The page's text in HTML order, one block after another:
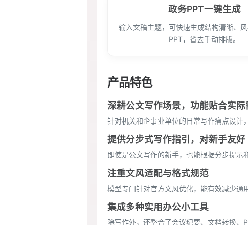
政务PPT一键生成
输入文稿主题，可快速生成结构清晰、
PPT，省去手动排版。
产品特色
深耕公文写作场景，功能贴合实际
针对机关和企事业单位的日常写作痛点设计
提供分步式写作指引，对新手友好
即使是公文写作的新手，也能根据分步提示
注重文风适配与格式规范
模型专门针对官方文风优化，能有效减少通
集成多种实用办公小工具
除写作外，还整合了会议纪要、文档转换、